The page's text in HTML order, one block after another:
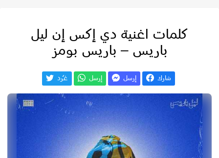
كلمات اغنية دي إكس إن ليل
باريس – باريس بومز
شارك إرسل إرسل غـّرد